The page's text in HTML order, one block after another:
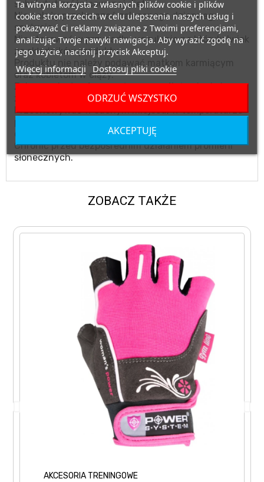
substytut zróżnicowanej diety.
Nie należy przekraczać zalecanego dziennego
spożycia.
Nie stosować w przypadku uczulenia na którykolwiek
ze składników produktu.
Produktu nie należy podawać matkom karmiącym
oraz kobietom w ciąży.
Zalecany jest zrównoważony sposób żywienia i
zdrowy tryb życia.
Przechowywać w suchym miejscu, w temperaturze
Chronić przed bezpośrednim działaniem promieni
słonecznych.
ZOBACZ TAKŻE
AKCESORIA TRENINGOWE
Ta witryna korzysta z własnych plików cookie i plików
cookie stron trzecich w celu ulepszenia naszych usług i
pokazywać Ci reklamy związane z Twoimi preferencjami,
analizując Twoje nawyki nawigacja. Aby wyrazić zgodę na
jego użycie, naciśnij przycisk Akceptuj.
Więcej informacji Dostosuj pliki cookie
ODRZUĆ WSZYSTKO
AKCEPTUJĘ